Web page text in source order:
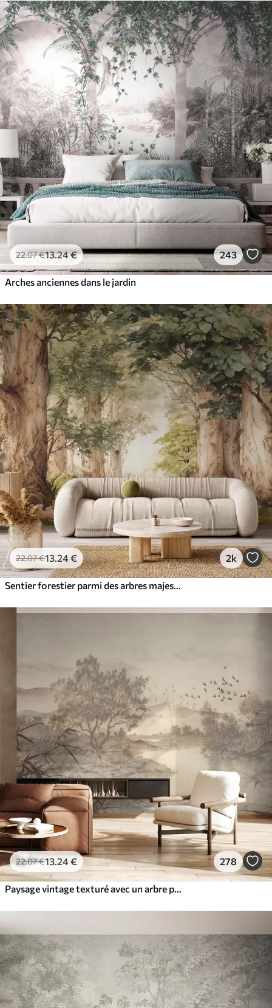
22.07€13.24€ 243
Arches anciennes dans le jardin
22.07€13.24€ 2k
Sentier forestier parmi des arbres majestueux, style aquarelle
22.07€13.24€ 278
Paysage vintage texturé avec un arbre près d'une rivière et un ciel nuageux, art de la nature en tons sépia